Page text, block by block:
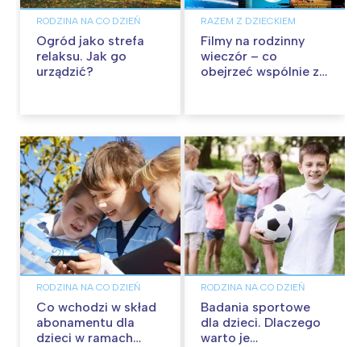
RODZINA NA CO DZIEŃ
Ogród jako strefa
relaksu. Jak go
urządzić?
RAZEM Z DZIECKIEM
Filmy na rodzinny
wieczór – co
obejrzeć wspólnie z
RODZINA NA CO DZIEŃ
Co wchodzi w skład
abonamentu dla
dzieci w ramach
RODZINA NA CO DZIEŃ
Badania sportowe
dla dzieci. Dlaczego
warto je